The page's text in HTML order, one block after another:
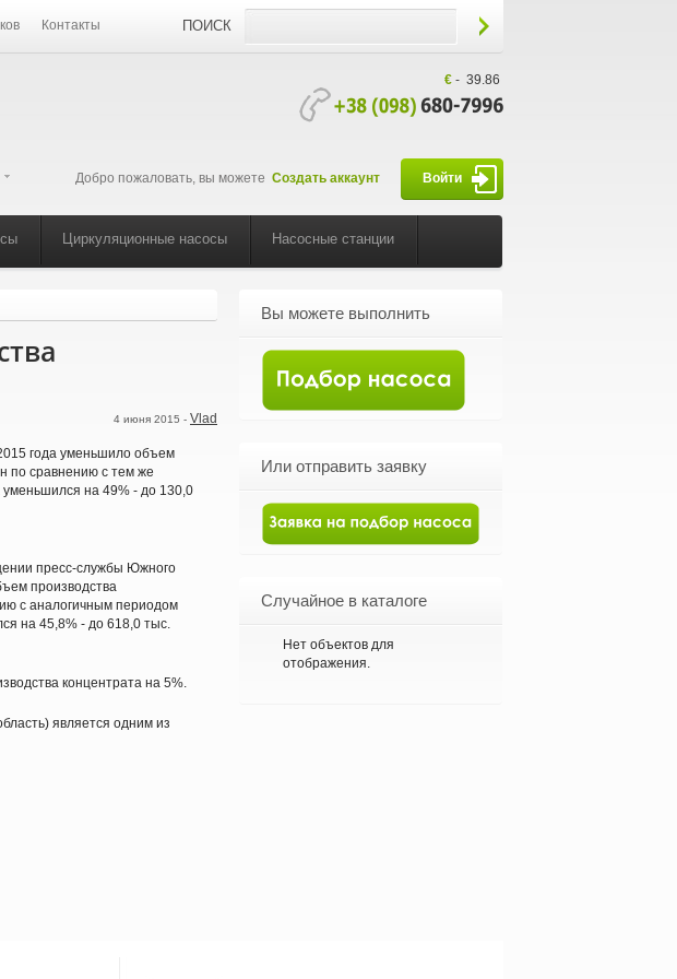
ПОИСК
Контакты
€- 39.86
Добро пожаловать, вы можете Создать аккаунт Войти
Циркуляционные насосы Насосные станции
Вы можете выполнить
Или отправить заявку
Случайное в каталоге
Нет объектов для
отображения.
4 июня 2015 - Vlad
года уменьшило объем
по сравнению с тем же
на 49% - до 130,0
пресс-службы Южного
производства
с аналогичным периодом
на 45,8% - до 618,0 тыс.
концентрата на 5%.
является одним из